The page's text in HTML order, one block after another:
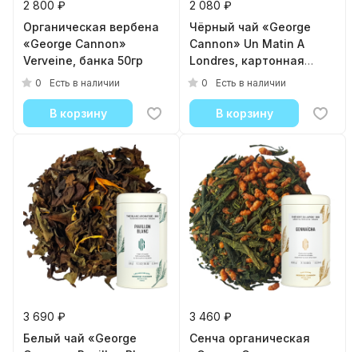
2 800 ₽
Органическая вербена
«George Cannon»
Verveine, банка 50гр
0 Есть в наличии
В корзину
2 080 ₽
Чёрный чай «George
Cannon» Un Matin A
Londres, картонная
упаковка
0 Есть в наличии
В корзину
3 690 ₽
Белый чай «George
3 460 ₽
Cенча органическая